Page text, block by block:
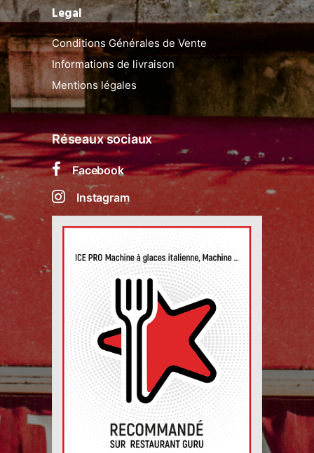
Legal
Conditions Générales de Vente
Informations de livraison
Mentions légales
Réseaux sociaux
Facebook
Instagram